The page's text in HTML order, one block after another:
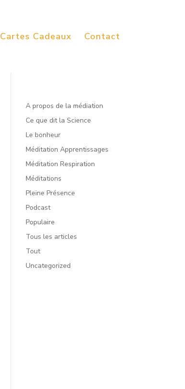
Cartes Cadeaux Contact
A propos de la médiation
Ce que dit la Science
Le bonheur
Méditation Apprentissages
Méditation Respiration
Méditations
Pleine Présence
Podcast
Populaire
Tous les articles
Tout
Uncategorized